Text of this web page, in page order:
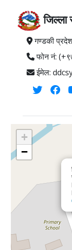
जिल्ला
गण्डकी
फोन नं:
ईमेल:
+
−